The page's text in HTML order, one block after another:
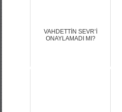
VAHDETTİN SEVR’İ
ONAYLAMADI MI?